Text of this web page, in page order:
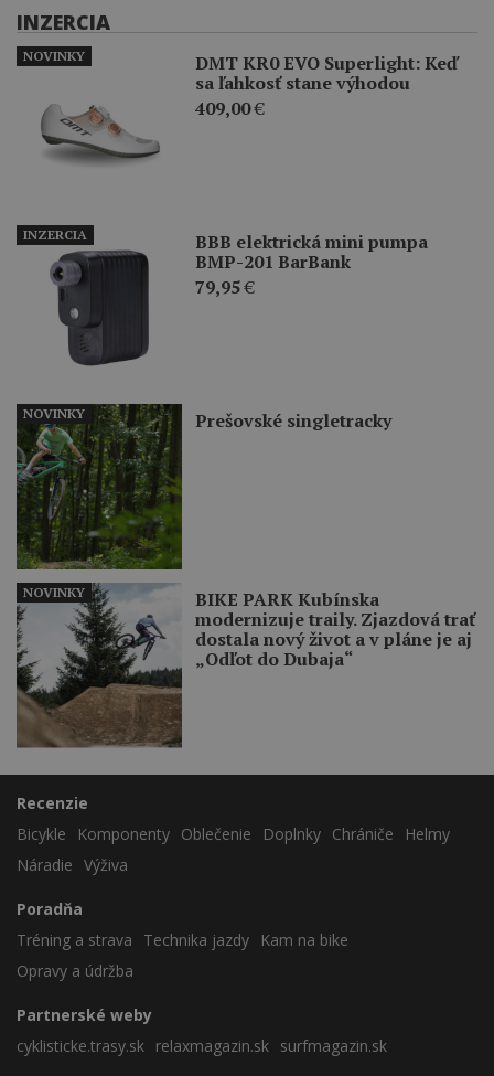
INZERCIA
DMT KR0 EVO Superlight: Keď
sa ľahkosť stane výhodou
409,00€
NOVINKY
BBB elektrická mini pumpa
BMP-201 BarBank
79,95€
INZERCIA
Prešovské singletracky
NOVINKY
BIKE PARK Kubínska
modernizuje traily. Zjazdová trať
dostala nový život a v pláne je aj
„Odľot do Dubaja“
NOVINKY
Recenzie
Bicykle
Komponenty Oblečenie Doplnky Chrániče
Helmy
Náradie Výživa
Poradňa
Tréning a strava
Technika jazdy
Kam na bike
Opravy a údržba
Partnerské weby
cyklisticke.trasy.sk relaxmagazin.sk surfmagazin.sk